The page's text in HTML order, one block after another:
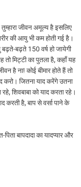
जीवन अमूल्य है इसलिए
की आयु भी कम होती गई है।
बढ़ते 150 वर्ष हो जायेगी
तो मिट्टी का पुतला है, कहाँ यह
है ना! कोई बीमार होते हैं तो
करो। जितना याद करेंगे उतना
शिवबाबा को याद करता रहे।
करती है, बाप से वर्सा पाने के
बापदादा का यादप्यार और